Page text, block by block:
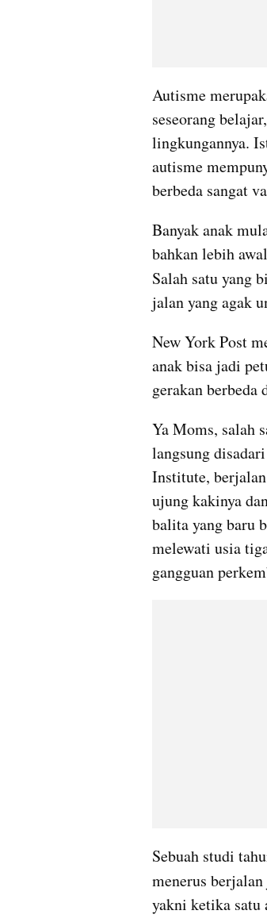
Autisme
seseorang
lingkungannya.
autisme
berbeda sangat
Banyak anak
bahkan lebih
Salah satu yang
jalan yang agak
New York Post
anak bisa jadi
gerakan
Ya Moms, salah
langsung
Institute,
ujung kakinya
balita yang baru
melewati usia
gangguan
Sebuah studi
menerus
yakni ketika satu